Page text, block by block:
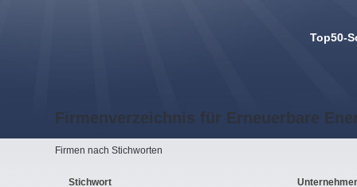
Top50-
Firmenverzeichnis für Erneuerbare
Firmen nach Stichworten
Stichwort